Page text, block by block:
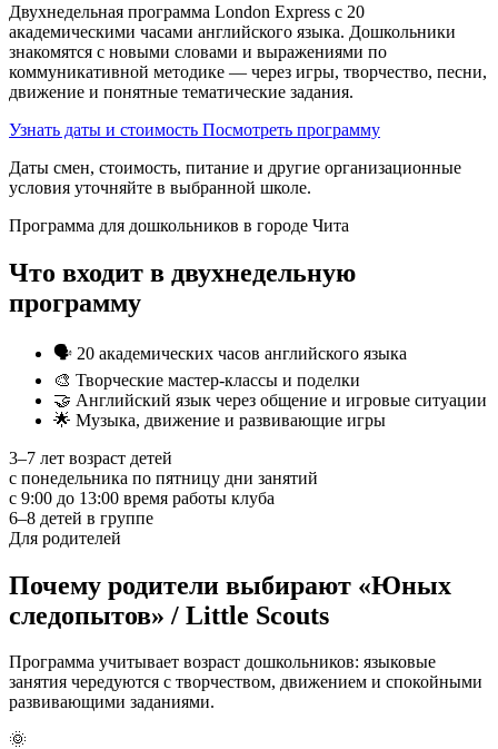
Двухнедельная программа London Express с 20
академическими часами английского языка. Дошкольники
знакомятся с новыми словами и выражениями по
коммуникативной методике — через игры, творчество, песни,
движение и понятные тематические задания.
Узнать даты и стоимость Посмотреть программу
Даты смен, стоимость, питание и другие организационные
условия уточняйте в выбранной школе.
Программа для дошкольников в городе Чита
Что входит в двухнедельную
программу
🗣️ 20 академических часов английского языка
🎨 Творческие мастер-классы и поделки
🤝 Английский язык через общение и игровые ситуации
🌟 Музыка, движение и развивающие игры
3–7 лет возраст детей
с понедельника по пятницу дни занятий
с 9:00 до 13:00 время работы клуба
6–8 детей в группе
Для родителей
Почему родители выбирают «Юных
следопытов» / Little Scouts
Программа учитывает возраст дошкольников: языковые
занятия чередуются с творчеством, движением и спокойными
развивающими заданиями.
🌞